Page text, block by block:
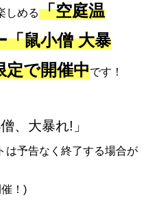
しめる「空庭温
「鼠小僧 大暴
定で開催中です！
、大暴れ!」
予告なく終了する場合が
！)